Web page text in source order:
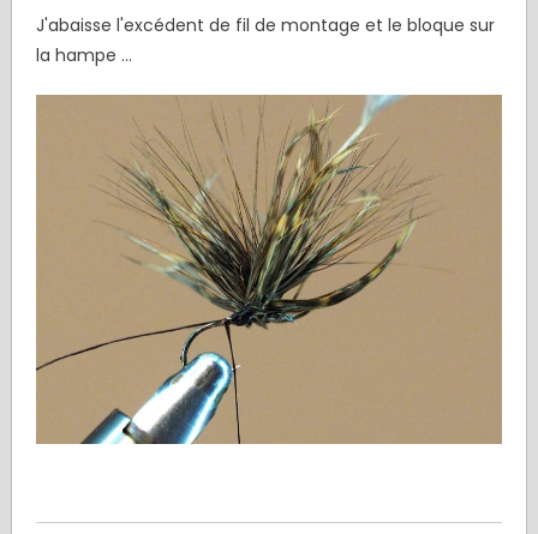
J'abaisse l'excédent de fil de montage et le bloque sur
la hampe ...